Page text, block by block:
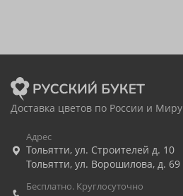
Доставка цветов по России и Миру
Адрес
Тольятти, ул. Строителей д. 10
Тольятти, ул. Ворошилова, д. 69
Бесплатно. Круглосуточно